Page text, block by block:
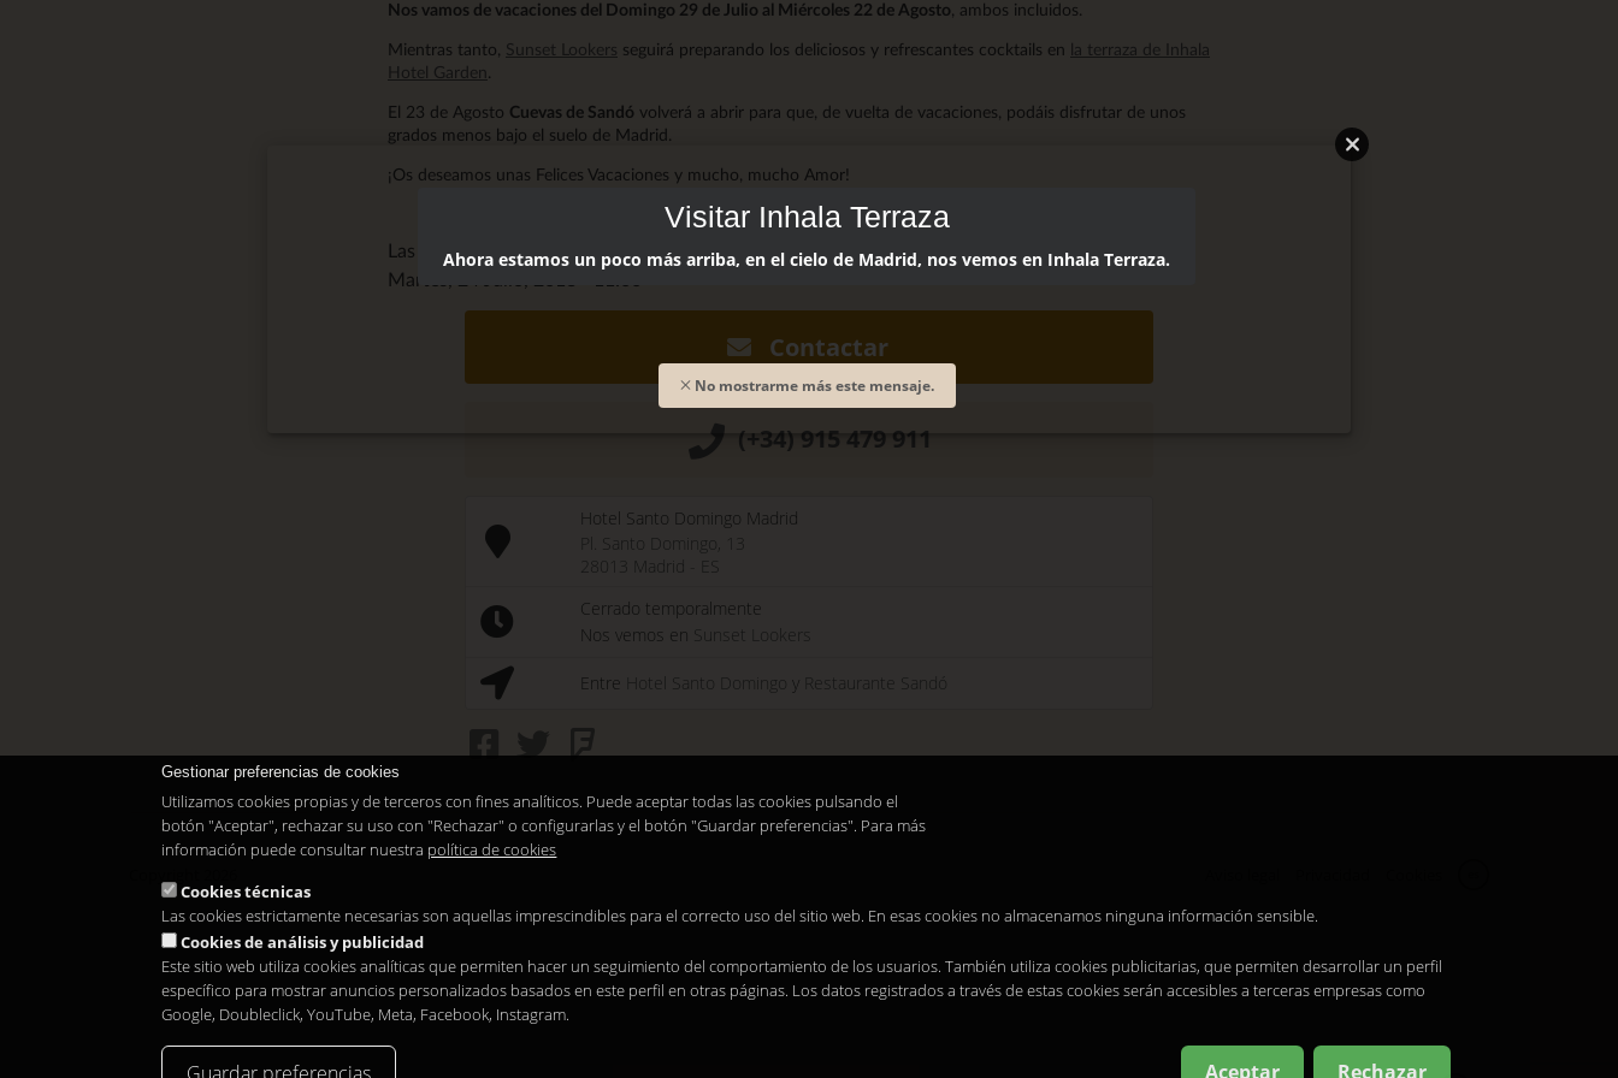
Nos vamos de vacaciones del Domingo 29 de Julio al Miércoles 22 de Agosto , ambos incluidos.
Mientras tanto, Sunset Lookers seguirá preparando los deliciosos y refrescantes cocktails en la terraza de Inhala
Hotel Garden
El 23 de Agosto Cuevas de Sandó volverá a abrir para que, de vuelta de vacaciones, podáis disfrutar de unos
grados menos bajo el suelo de Madrid.
¡Os deseamos unas Felices Vacaciones y mucho, mucho Amor!
Las Cuevas de Sandó @cuevasdesando
Martes, 24 Julio, 2018 - 11:00
Contactar
(+34) 915 479 911
Hotel Santo Domingo Madrid
Pl. Santo Domingo, 13
28013
Madrid
Cerrado temporalmente
Nos vemos en
Sunset Lookers
Entre Hotel Santo Domingo y Restaurante Sandó
Gestionar preferencias de cookies
Utilizamos cookies propias y de terceros con fines analíticos. Puede aceptar todas las cookies pulsando el
botón "Aceptar", rechazar su uso con "Rechazar" o configurarlas y el botón "Guardar preferencias". Para más
información puede consultar nuestra política de cookies
Cookies técnicas
Las cookies estrictamente necesarias son aquellas imprescindibles para el correcto uso del sitio web. En esas cookies no almacenamos ninguna información sensible.
Cookies de análisis y publicidad
Este sitio web utiliza cookies analíticas que permiten hacer un seguimiento del comportamiento de los usuarios. También utiliza cookies publicitarias, que permiten desarrollar un perfil
específico para mostrar anuncios personalizados basados en este perfil en otras páginas. Los datos registrados a través de estas cookies serán accesibles a terceras empresas como
Google, Doubleclick, YouTube, Meta, Facebook, Instagram.
Aceptar Rechazar
Visitar Inhala Terraza
Ahora estamos un poco más arriba, en el cielo de Madrid, nos vemos en Inhala Terraza.
No mostrarme más este mensaje.